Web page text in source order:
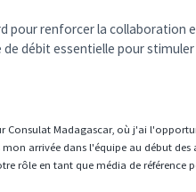
pour renforcer la collaboration
débit essentielle pour
Consulat Madagascar, où j'ai
arrivée dans l'équipe au début des
rôle en tant que média de référence